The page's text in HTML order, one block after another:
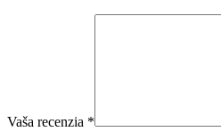
Vaša recenzia *